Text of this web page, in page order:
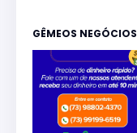
GÊMEOS NEGÓCIOS